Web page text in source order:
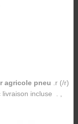
agricole pneu .r (/r)
livraison incluse . ,